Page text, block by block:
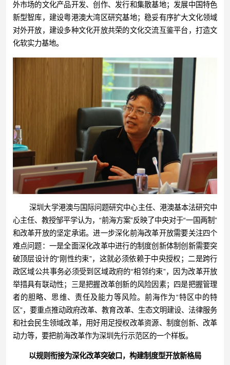
外市场的文化产品开发、创作、发行和集散基地；发展中国特色
新型智库，建设粤港澳大湾区研究基地；稳妥有序扩大文化领域
对外开放，建设多种文化开放共荣的文化交流互鉴平台，打造文
化软实力基地。
深圳大学港澳与国际问题研究中心主任、港澳基本法研究中
心主任、教授邹平学认为，“前海方案”反映了中央对于“一国两制”
和改革开放的坚定承诺。进一步深化前海改革开放需要关注四个
难点问题：一是全面深化改革中进行的制度创新体制创新需要突
破顶层设计的“刚性约束”，这就必须依赖于中央授权；二是跨行
政区域公共事务必须受到区域政府的“相邻约束”，因为改革开放
举措具有联动性；三是把握改革创新的风险因素；四是把握管理
者的胆略、思维、责任及能力等风险。前海作为“特区中的特
区”，要重点推动政府改革、教育改革、生态文明建设、法律服务
和社会民生领域改革，用好用足授权改革资源、制度创新、改革
动力等，要把前海改革作为深圳先行示范区的一个样板。
以规则衔接为深化改革突破口， 构建制度型开放新格局